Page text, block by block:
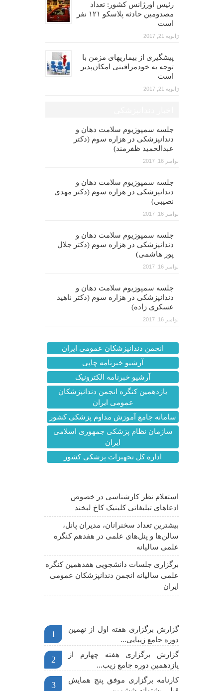
رئیس اورژانس کشور: تعداد
مصدومین حادثه پلاسکو ۱۲۱ نفر
است
ژانویه 21, 2017
پیشگیری از بیماریهای مزمن با
توجه به خودمراقبتی امکان‌پذیر
است
ژانویه 21, 2017
جلسه سمپوزیوم سلامت دهان و
دندانپزشکی در هزاره سوم (دکتر
عبدالحمید ظفرمند)
نوامبر 16, 2017
جلسه سمپوزیوم سلامت دهان و
دندانپزشکی در هزاره سوم (دکتر مهدی
نصیبی)
نوامبر 16, 2017
جلسه سمپوزیوم سلامت دهان و
دندانپزشکی در هزاره سوم (دکتر جلال
پور هاشمی)
نوامبر 16, 2017
جلسه سمپوزیوم سلامت دهان و
دندانپزشکی در هزاره سوم (دکتر ناهید
عسکری زاده)
نوامبر 16, 2017
انجمن دندانپزشکان عمومی ایران
آرشیو خبرنامه چاپی
آرشیو خبرنامه الکترونیک
یازدهمین کنگره انجمن دندانپزشکان
عمومی ایران
سامانه جامع آموزش مداوم پزشکی کشور
سازمان نظام پزشکی جمهوری اسلامی
ایران
اداره کل تجهیزات پزشکی کشور
استعلام نظر کارشناسی در خصوص
ادعاهای تبلیغاتی کلینیک کاخ لبخند
بیشترین تعداد سخنرانان، مدیران پانل،
سالن‌ها و پنل‌های علمی در هفدهم کنگره
علمی سالیانه
برگزاری جلسات دانشجویی هفدهمین کنگره
علمی سالیانه انجمن دندانپزشکان عمومی
ایران
1
گزارش برگزاری هفته اول از نهمین
دوره جامع زیبایی...
2
گزارش برگزاری هفته چهارم از
یازدهمین دوره جامع زیب...
3
کارنامه برگزاری موفق پنج همایش